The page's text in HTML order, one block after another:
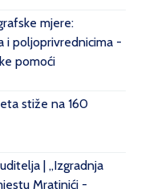
mjere:
i poljoprivrednicima -
pomoći
stiže na 160
| „Izgradnja
Mratinići -